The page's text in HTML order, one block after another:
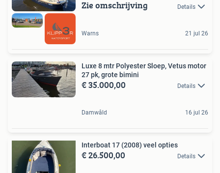
Zie omschrijving Details
Warns 21 jul 26
Luxe 8 mtr Polyester Sloep, Vetus motor
27 pk, grote bimini
€ 35.000,00 Details
Damwâld 16 jul 26
Interboat 17 (2008) veel opties
€ 26.500,00 Details